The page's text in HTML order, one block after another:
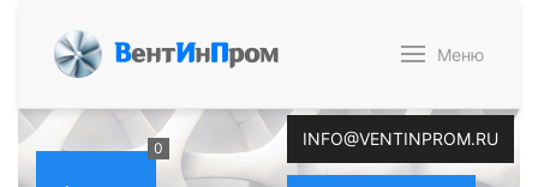
ВентИнПром Меню
0 INFO@VENTINPROM.RU